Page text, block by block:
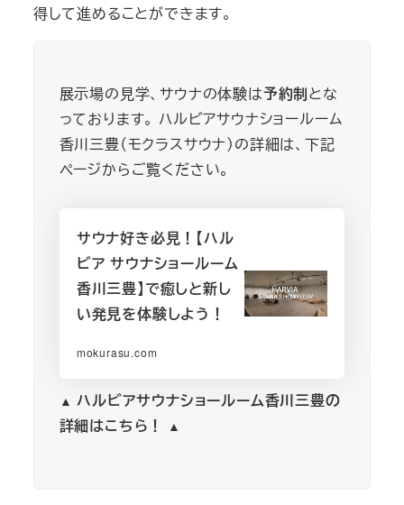
得して進めることができます。
展示場の見学、サウナの体験は予約制とな
っております。 ハルビアサウナショールーム
香川三豊（モクラスサウナ）の詳細は、下記
ページからご覧ください。
サウナ好き必見！【ハル
ビア サウナショールーム
香川三豊】で癒しと新し
い発見を体験しよう！
mokurasu.com
▲ハルビアサウナショールーム香川三豊の
詳細はこちら！
▲